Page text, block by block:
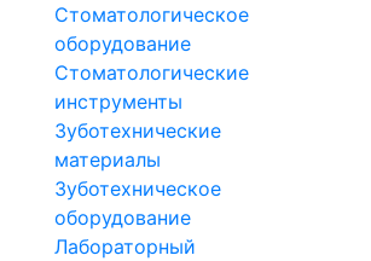
Стоматологическое
оборудование
Стоматологические
инструменты
Зуботехнические
материалы
Зуботехническое
оборудование
Лабораторный